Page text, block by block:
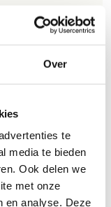
Over
te
media te bieden
Ook delen we
met onze
en analyse. Deze
neem een
Ga dan naar